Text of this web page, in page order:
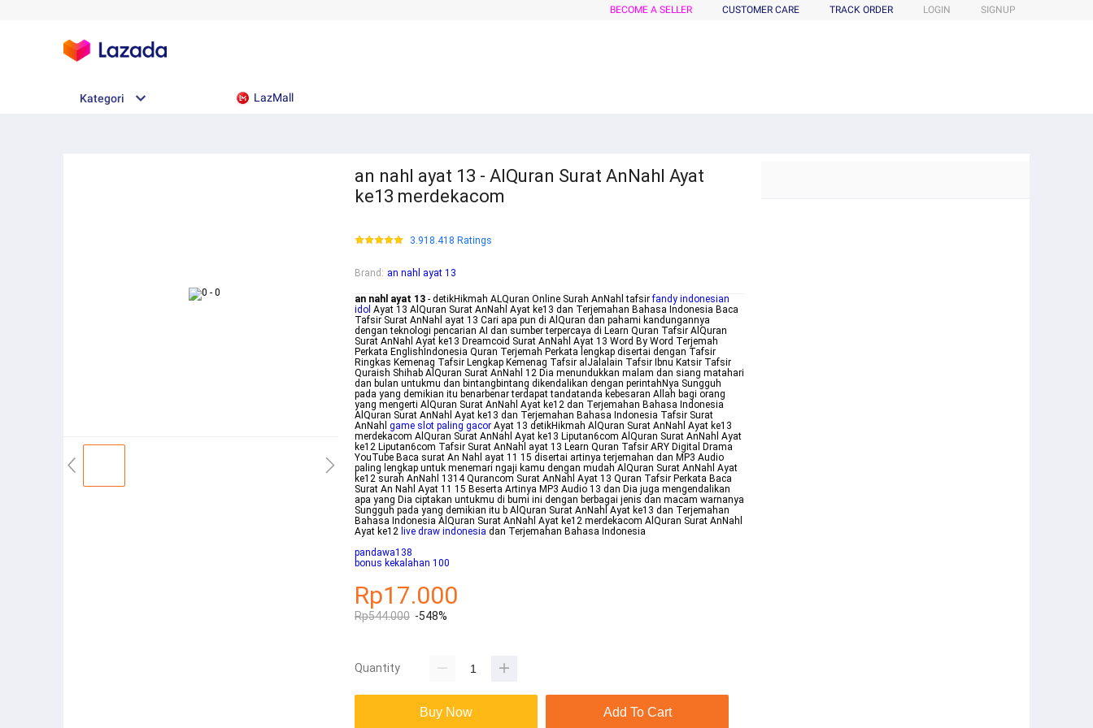
BECOME A SELLER CUSTOMER CARE TRACK ORDER LOGIN SIGNUP
Kategori LazMall
an nahl ayat 13 - AlQuran Surat AnNahl Ayat
ke13 merdekacom
3.918.418 Ratings
Brand : an nahl ayat 13
an nahl ayat 13 - detikHikmah ALQuran Online Surah AnNahl tafsirfandy indonesian
idol Ayat 13 AlQuran Surat AnNahl Ayat ke13 dan Terjemahan Bahasa Indonesia Baca
Tafsir Surat AnNahl ayat 13 Cari apa pun di AlQuran dan pahami kandungannya
dengan teknologi pencarian AI dan sumber terpercaya di Learn Quran Tafsir AlQuran
Surat AnNahl Ayat ke13 Dreamcoid Surat AnNahl Ayat 13 Word By Word Terjemah
Perkata EnglishIndonesia Quran Terjemah Perkata lengkap disertai dengan Tafsir
Ringkas Kemenag Tafsir Lengkap Kemenag Tafsir alJalalain Tafsir Ibnu Katsir Tafsir
Quraish Shihab AlQuran Surat AnNahl 12 Dia menundukkan malam dan siang matahari
dan bulan untukmu dan bintangbintang dikendalikan dengan perintahNya Sungguh
pada yang demikian itu benarbenar terdapat tandatanda kebesaran Allah bagi orang
yang mengerti AlQuran Surat AnNahl Ayat ke12 dan Terjemahan Bahasa Indonesia
AlQuran Surat AnNahl Ayat ke13 dan Terjemahan Bahasa Indonesia Tafsir Surat
AnNahl game slot paling gacor Ayat 13 detikHikmah AlQuran Surat AnNahl Ayat ke13
merdekacom AlQuran Surat AnNahl Ayat ke13 Liputan6com AlQuran Surat AnNahl Ayat
ke12 Liputan6com Tafsir Surat AnNahl ayat 13 Learn Quran Tafsir ARY Digital Drama
YouTube Baca surat An Nahl ayat 11 15 disertai artinya terjemahan dan MP3 Audio
paling lengkap untuk menemari ngaji kamu dengan mudah AlQuran Surat AnNahl Ayat
ke12 surah AnNahl 1314 Qurancom Surat AnNahl Ayat 13 Quran Tafsir Perkata Baca
Surat An Nahl Ayat 11 15 Beserta Artinya MP3 Audio 13 dan Dia juga mengendalikan
apa yang Dia ciptakan untukmu di bumi ini dengan berbagai jenis dan macam warnanya
Sungguh pada yang demikian itu b AlQuran Surat AnNahl Ayat ke13 dan Terjemahan
Bahasa Indonesia AlQuran Surat AnNahl Ayat ke12 merdekacom AlQuran Surat AnNahl
Ayat ke12 live draw indonesia dan Terjemahan Bahasa Indonesia
pandawa138
bonus kekalahan 100
Rp17.000
Rp544.000 -548%
Quantity
Buy Now Add To Cart